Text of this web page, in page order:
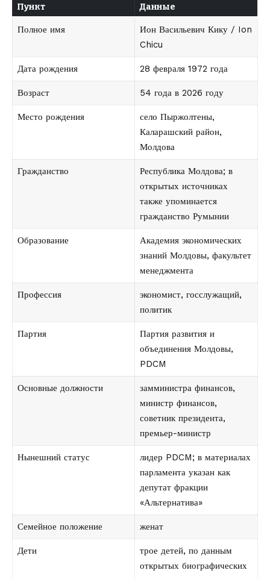
Пункт Данные
Полное имя
Ион Васильевич Кику / Ion
Chicu
Дата рождения 28 февраля 1972 года
Возраст 54 года в 2026 году
Место рождения
село Пыржолтены,
Каларашский район,
Молдова
Гражданство
Республика Молдова; в
открытых источниках
также упоминается
гражданство Румынии
Образование
Академия экономических
знаний Молдовы, факультет
менеджмента
Профессия
экономист, госслужащий,
политик
Партия
Партия развития и
объединения Молдовы,
PDCM
Основные должности
замминистра финансов,
министр финансов,
советник президента,
премьер-министр
Нынешний статус
лидер PDCM; в материалах
парламента указан как
депутат фракции
«Альтернатива»
Семейное положение женат
Дети
трое детей, по данным
открытых биографических